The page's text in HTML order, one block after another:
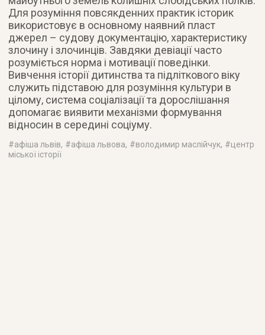
Для розуміння повсякденних практик історик
використовує в основному наявний пласт
джерел – судову документацію, характеристику
злочину і злочинців. Завдяки девіації часто
розуміється норма і мотивації поведінки.
Вивчення історії дитинства та підліткового віку
служить підставою для розуміння культури в
цілому, система соціалізації та дорослішання
допомагає виявити механізми формування
відносин в середині соціуму.
#афіша львів, #афіша львова, #володимир маслійчук, #центр
міської історії